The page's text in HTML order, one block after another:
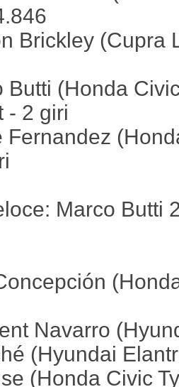
Brickley (Cupra
Butti (Honda
- 2 giri
Fernandez
Marco Butti
Navarro
(Hyundai
(Honda Civic